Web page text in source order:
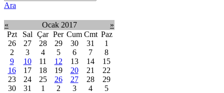
Ara
« Ocak 2017
»
Pzt
Sal Çar Per Cum Cmt Paz
26
27 28 29 30 31
1
2
3 4 5 6 7
8
9
10 11 12 13 14
15
16
17 18 19 20 21
22
23
24 25 26 27 28
29
30
31 1 2 3 4 5